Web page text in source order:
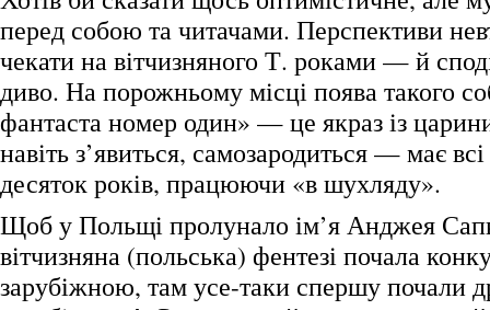
перед собою та читачами. Перспективи
чекати на вітчизняного Т. роками — й
диво. На порожньому місці поява такого
фантаста номер один» — це якраз із
навіть з’явиться, самозародиться — має
десяток років, працюючи «в шухляду».
Щоб у Польщі пролунало ім’я Анджея
вітчизняна (польська) фентезі почала
зарубіжною, там усе-таки спершу почали